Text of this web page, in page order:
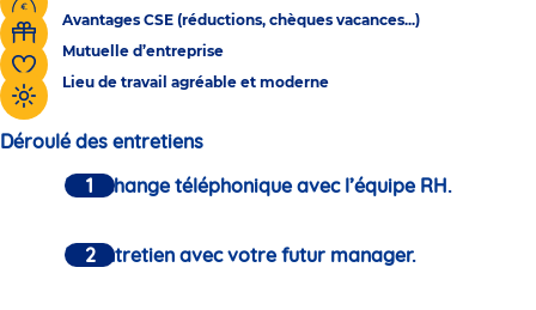
Avantages CSE (réductions, chèques vacances...)
Mutuelle d’entreprise
Lieu de travail agréable et moderne
Déroulé des entretiens
Un échange téléphonique avec l’équipe RH.
Un entretien avec votre futur manager.